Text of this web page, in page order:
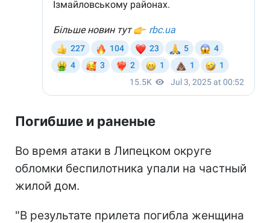
Погибшие и раненые
Во время атаки в Липецком округе
обломки беспилотника упали на частный
жилой дом.
"В результате прилета погибла женщина